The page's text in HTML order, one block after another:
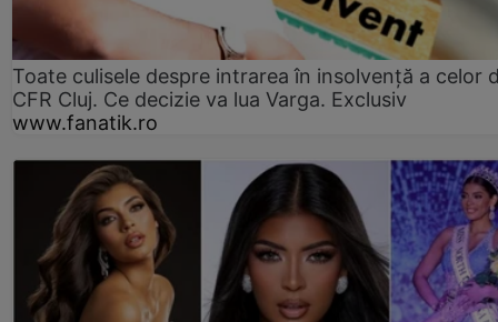
Toate culisele despre intrarea în insolvență a celor
CFR Cluj. Ce decizie va lua Varga. Exclusiv
www.fanatik.ro